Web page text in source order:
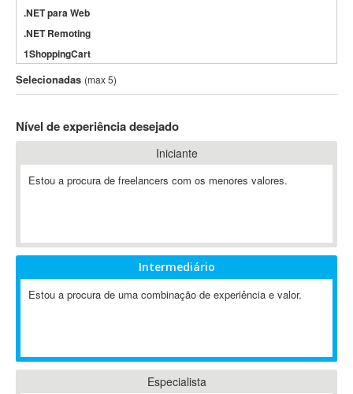
.NET para Web
.NET Remoting
1ShoppingCart
3DS Max
3GSM
802.11
A-GPS
ABAP
Abaqus
ABBYY FineReader
Ableton
Selecionadas (max 5)
Nível de experiência desejado
Iniciante
Estou a procura de freelancers com os menores valores.
Intermediário
Estou a procura de uma combinação de experiência e valor.
Especialista